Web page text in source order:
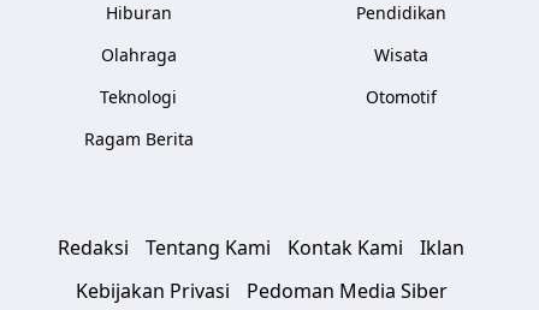
Hiburan
Olahraga
Teknologi
Ragam Berita
Pendidikan
Wisata
Otomotif
Redaksi Tentang Kami Kontak Kami
Iklan
Kebijakan Privasi
Pedoman Media Siber